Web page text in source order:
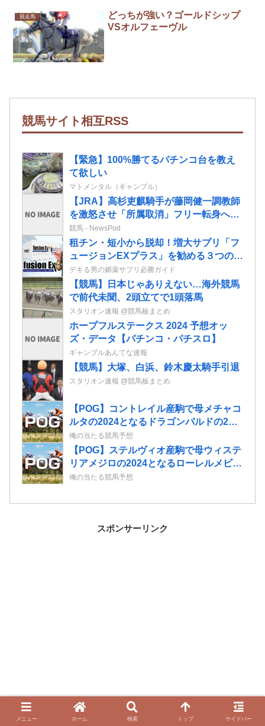
競走馬
どっちが強い？ゴールドシップ
VSオルフェーヴル
競馬サイト相互RSS
【緊急】100%勝てるパチンコ台を教え
て欲しい
マトメンタル（ギャンブル）
【JRA】高杉吏麒騎手が藤岡健一調教師
を激怒させ「所属取消」フリー転身へ、
との噂
競馬 - NewsPod
租チン・短小から脱却！増大サプリ‎「フ
ュージョンEXプラス」を勧める３つのポ
イント
デキる男の媚薬サプリ必勝ガイド
【競馬】日本じゃありえない…海外競馬
で前代未聞、2頭立てで1頭落馬
スタリオン速報 @競馬板まとめ
ホープフルステークス 2024 予想オッ
ズ・データ【パチンコ・パチスロ】
ギャンブルあんてな速報
【競馬】大塚、白浜、鈴木慶太騎手引退
スタリオン速報 @競馬板まとめ
【POG】コントレイル産駒で母メチャコ
ルタの2024となるドラゴンバルドの2歳
情報
俺の当たる競馬予想
【POG】ステルヴィオ産駒で母ウィステ
リアメジロの2024となるローレルメビウ
スの2歳情報
俺の当たる競馬予想
スポンサーリンク
メニュー ホーム 検索 トップ サイドバー